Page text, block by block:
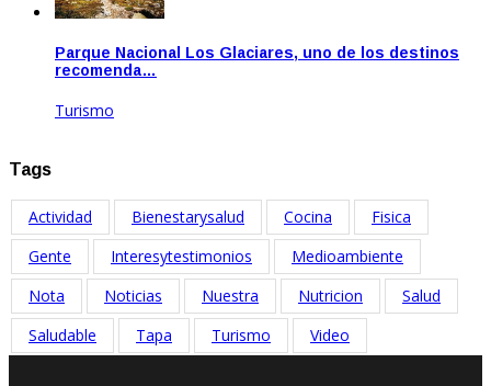
Parque Nacional Los Glaciares, uno de los destinos
recomenda…
Turismo
Tags
Actividad Bienestarysalud Cocina
Fisica
Gente
Interesytestimonios
Medioambiente
Nota
Noticias Nuestra Nutricion
Salud
Saludable
Tapa Turismo Video